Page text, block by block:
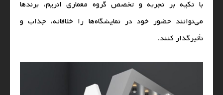
با تکیه بر تجربه و تخصص گروه معماری اتریم، برندها
می‌توانند حضور خود در نمایشگاه‌ها را خلاقانه، جذاب و
تأثیرگذار کنند.